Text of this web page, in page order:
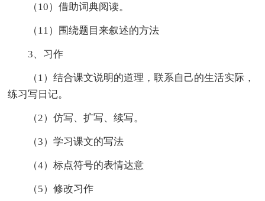
（10）借助词典阅读。
（11）围绕题目来叙述的方法
3、习作
（1）结合课文说明的道理，联系自己的生活实际，
练习写日记。
（2）仿写、扩写、续写。
（3）学习课文的写法
（4）标点符号的表情达意
（5）修改习作